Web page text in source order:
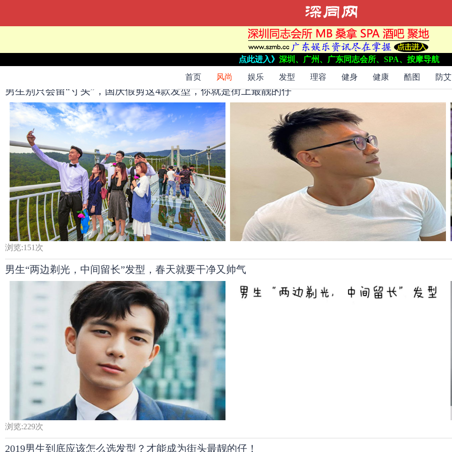
点此进入》 深圳、广州、广东同志会所、SPA、按摩导航
首页 风尚 娱乐 发型 理容 健身 健康 酷图 防艾
当前位置：网站首页->
风尚->
男生别只会留“寸头”，国庆假剪这4款发型，你就是街上最靓的仔
浏览:151 次
男生“两边剃光，中间留长”发型，春天就要干净又帅气
浏览:229次
2019男生到底应该怎么选发型？才能成为街头最靓的仔！